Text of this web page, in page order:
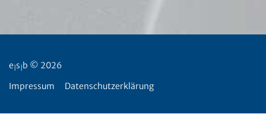
e s b © 2026
Impressum
Datenschutzerklärung